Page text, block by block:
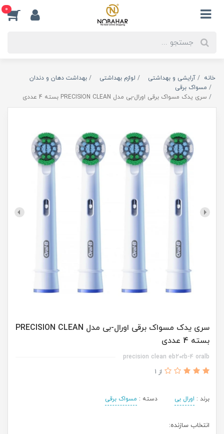
0
خانه آرایشی و بهداشتی لوازم بهداشتی
بهداشت دهان و دندان
مسواک برقی
سری یدک مسواک برقی اورال-بی مدل PRECISION CLEAN بسته 4 عددی
سری یدک مسواک برقی اورال-بی مدل PRECISION CLEAN
بسته 4 عددی
precision clean eb20rb-4 oralb
از 1
برند : اورال بی دسته : مسواک برقی
انتخاب سازنده: